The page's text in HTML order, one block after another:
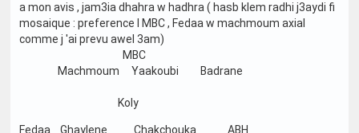
a mon avis , jam3ia dhahra w hadhra ( hasb klem radhi j3aydi fi
mosaique : preference l MBC , Fedaa w machmoum axial
comme j 'ai prevu awel 3am)
MBC
Machmoum Yaakoubi Badrane
Koly
Fedaa Ghaylene Chakchouka ABH